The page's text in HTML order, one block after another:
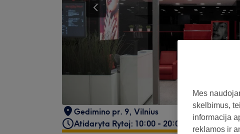
Gedimino pr. 9, Vilnius
Atidaryta Rytoj: 10:00 - 20:00
Mes
skelbimus,
informacija
reklamos ir